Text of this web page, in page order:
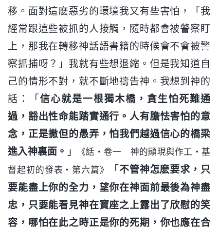
移。面對這麽惡劣的環境我又有些害怕，「我
經常跟這些被抓的人接觸，隨時都會被警察盯
上，那我在轉移神話語書籍的時候會不會被警
察抓捕呀？」我就有些想退縮。但是我知道自
己的情形不對，就不斷地禱告神。我想到神的
話：「 信心就是一根獨木橋，貪生怕死難通
過，豁出性命能踏實通行。人有膽怯害怕的意
念，正是撒但的愚弄，怕我們越過信心的橋梁
進入神裏面。 」
《話・卷一 神的顯現與作工・基
督起初的發表・第六篇》
「 不管神怎麽要求，只
要能盡上你的全力，望你在神面前最後為神盡
忠，只要能看見神在寶座之上露出了欣慰的笑
容，哪怕在此之時正是你的死期，你也應在合